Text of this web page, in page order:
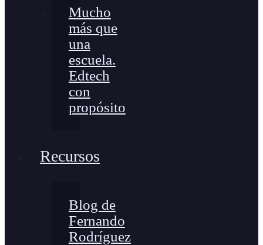
Mucho
más que
una
escuela.
Edtech
con
propósito
Recursos
Blog de
Fernando
Rodríguez